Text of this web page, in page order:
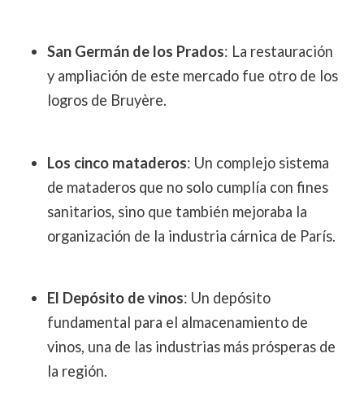
San Germán de los Prados: La restauración
y ampliación de este mercado fue otro de los
logros de Bruyère.
Los cinco mataderos: Un complejo sistema
de mataderos que no solo cumplía con fines
sanitarios, sino que también mejoraba la
organización de la industria cárnica de París.
El Depósito de vinos: Un depósito
fundamental para el almacenamiento de
vinos, una de las industrias más prósperas de
la región.